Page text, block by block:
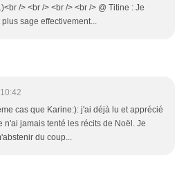
/> <br /> <br /> <br /> @ Titine : Je
sage effectivement...
cas que Karine:): j'ai déjà lu et apprécié
n'ai jamais tenté les récits de Noël. Je
du coup...